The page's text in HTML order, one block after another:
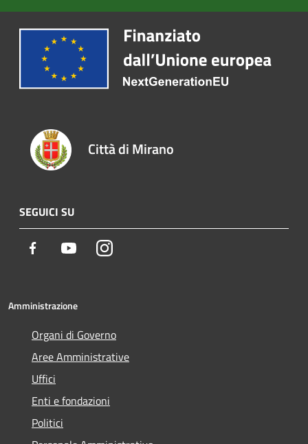
Città di Mirano
SEGUICI SU
Facebook YoutubeInstagram
Amministrazione
Organi di Governo
Aree Amministrative
Uffici
Enti e fondazioni
Politici